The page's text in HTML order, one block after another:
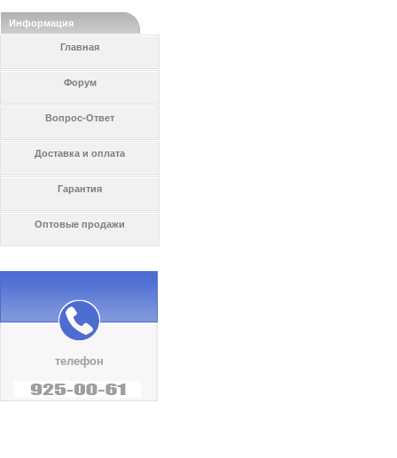
Информация
Главная
Форум
Вопрос-Ответ
Доставка и оплата
Гарантия
Оптовые продажи
телефон